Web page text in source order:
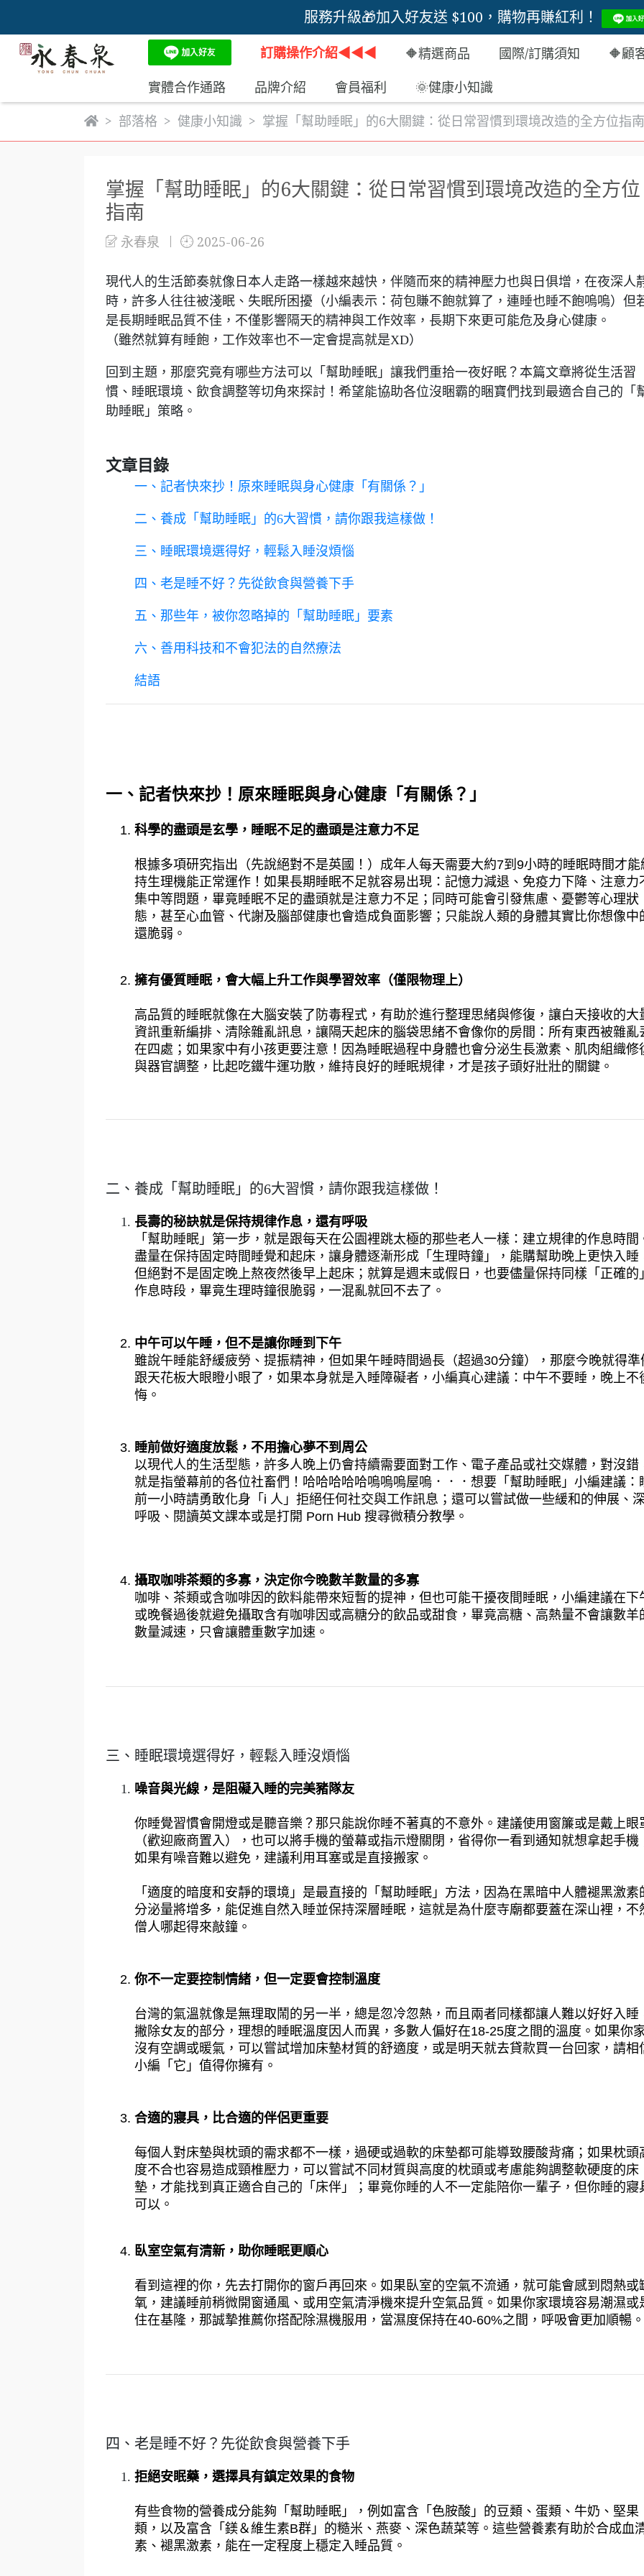
服務升級🎁加入好友送 $100，購物再賺紅利！
訂購操作介紹◀︎◀︎◀︎ 🔶精選商品 國際/訂購須知 🔶顧
實體合作通路
品牌介紹 會員福利 🌞健康小知識
部落格 健康小知識 掌握「幫助睡眠」的6大關鍵：從日常習慣到環境改造的全方位指南
掌握「幫助睡眠」的6大關鍵：從日常習慣到環境改造的全方位
指南
永春泉 2025-06-26
現代人的生活節奏就像日本人走路一樣越來越快，伴隨而來的精神壓力也與日俱增，在夜深人
時，許多人往往被淺眠、失眠所困擾（小編表示：荷包賺不飽就算了，連睡也睡不飽嗚嗚）但
是長期睡眠品質不佳，不僅影響隔天的精神與工作效率，長期下來更可能危及身心健康。
（雖然就算有睡飽，工作效率也不一定會提高就是XD）
回到主題，那麼究竟有哪些方法可以「幫助睡眠」讓我們重拾一夜好眠？本篇文章將從生活習
慣、睡眠環境、飲食調整等切角來探討！希望能協助各位沒睏霸的睏寶們找到最適合自己的「
助睡眠」策略。
文章目錄
一、記者快來抄！原來睡眠與身心健康「有關係？」
二、養成「幫助睡眠」的6大習慣，請你跟我這樣做！
三、睡眠環境選得好，輕鬆入睡沒煩惱
四、老是睡不好？先從飲食與營養下手
五、那些年，被你忽略掉的「幫助睡眠」要素
六、善用科技和不會犯法的自然療法
結語
一、記者快來抄！原來睡眠與身心健康「有關係？」
科學的盡頭是玄學，睡眠不足的盡頭是注意力不足
根據多項研究指出（先說絕對不是英國！）成年人每天需要大約7到9小時的睡眠時間才能
持生理機能正常運作！如果長期睡眠不足就容易出現：記憶力減退、免疫力下降、注意力
集中等問題，畢竟睡眠不足的盡頭就是注意力不足；同時可能會引發焦慮、憂鬱等心理狀
態，甚至心血管、代謝及腦部健康也會造成負面影響；只能說人類的身體其實比你想像中
還脆弱。
擁有優質睡眠，會大幅上升工作與學習效率（僅限物理上）
高品質的睡眠就像在大腦安裝了防毒程式，有助於進行整理思緒與修復，讓白天接收的大
資訊重新編排、清除雜亂訊息，讓隔天起床的腦袋思緒不會像你的房間：所有東西被雜亂
在四處；如果家中有小孩更要注意！因為睡眠過程中身體也會分泌生長激素、肌肉組織修
與器官調整，比起吃鐵牛運功散，維持良好的睡眠規律，才是孩子頭好壯壯的關鍵。
二、養成「幫助睡眠」的6大習慣，請你跟我這樣做！
長壽的秘訣就是保持規律作息，還有呼吸
「幫助睡眠」第一步，就是跟每天在公園裡跳太極的那些老人一樣：建立規律的作息時間
盡量在保持固定時間睡覺和起床，讓身體逐漸形成「生理時鐘」，能購幫助晚上更快入睡
但絕對不是固定晚上熬夜然後早上起床；就算是週末或假日，也要儘量保持同樣「正確的」
作息時段，畢竟生理時鐘很脆弱，一混亂就回不去了。
中午可以午睡，但不是讓你睡到下午
雖說午睡能舒緩疲勞、提振精神，但如果午睡時間過長（超過30分鐘），那麼今晚就得準
跟天花板大眼瞪小眼了，如果本身就是入睡障礙者，小編真心建議：中午不要睡，晚上不
悔。
睡前做好適度放鬆，不用擔心夢不到周公
以現代人的生活型態，許多人晚上仍會持續需要面對工作、電子產品或社交媒體，對沒錯
就是指螢幕前的各位社畜們！哈哈哈哈哈嗚嗚嗚屋嗚．．．想要「幫助睡眠」小編建議：
前一小時請勇敢化身「i 人」拒絕任何社交與工作訊息；還可以嘗試做一些緩和的伸展、
呼吸、閱讀英文課本或是打開 Porn Hub 搜尋微積分教學。
攝取咖啡茶類的多寡，決定你今晚數羊數量的多寡
咖啡、茶類或含咖啡因的飲料能帶來短暫的提神，但也可能干擾夜間睡眠，小編建議在下
或晚餐過後就避免攝取含有咖啡因或高糖分的飲品或甜食，畢竟高糖、高熱量不會讓數羊
數量減速，只會讓體重數字加速。
三、睡眠環境選得好，輕鬆入睡沒煩惱
噪音與光線，是阻礙入睡的完美豬隊友
你睡覺習慣會開燈或是聽音樂？那只能說你睡不著真的不意外。建議使用窗簾或是戴上眼
（歡迎廠商置入），也可以將手機的螢幕或指示燈關閉，省得你一看到通知就想拿起手機
如果有噪音難以避免，建議利用耳塞或是直接搬家。
「適度的暗度和安靜的環境」是最直接的「幫助睡眠」方法，因為在黑暗中人體褪黑激素
分泌量將增多，能促進自然入睡並保持深層睡眠，這就是為什麼寺廟都要蓋在深山裡，不
僧人哪起得來敲鐘。
你不一定要控制情緒，但一定要會控制溫度
台灣的氣溫就像是無理取鬧的另一半，總是忽冷忽熱，而且兩者同樣都讓人難以好好入睡
撇除女友的部分，理想的睡眠溫度因人而異，多數人偏好在18-25度之間的溫度。如果你
沒有空調或暖氣，可以嘗試增加床墊材質的舒適度，或是明天就去貸款買一台回家，請相
小編「它」值得你擁有。
合適的寢具，比合適的伴侶更重要
每個人對床墊與枕頭的需求都不一樣，過硬或過軟的床墊都可能導致腰酸背痛；如果枕頭
度不合也容易造成頸椎壓力，可以嘗試不同材質與高度的枕頭或考慮能夠調整軟硬度的床
墊，才能找到真正適合自己的「床伴」；畢竟你睡的人不一定能陪你一輩子，但你睡的寢
可以。
臥室空氣有清新，助你睡眠更順心
看到這裡的你，先去打開你的窗戶再回來。如果臥室的空氣不流通，就可能會感到悶熱或
氧，建議睡前稍微開窗通風、或用空氣清淨機來提升空氣品質。如果你家環境容易潮濕或
住在基隆，那誠摯推薦你搭配除濕機服用，當濕度保持在40-60%之間，呼吸會更加順暢。
四、老是睡不好？先從飲食與營養下手
拒絕安眠藥，選擇具有鎮定效果的食物
有些食物的營養成分能夠「幫助睡眠」，例如富含「色胺酸」的豆類、蛋類、牛奶、堅果
類，以及富含「鎂＆維生素B群」的糙米、燕麥、深色蔬菜等。這些營養素有助於合成血
素、褪黑激素，能在一定程度上穩定入睡品質。